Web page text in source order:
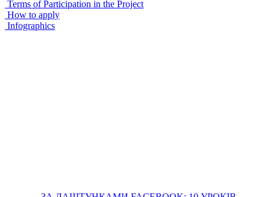
Terms of Participation in the Project
How to apply
Infographics